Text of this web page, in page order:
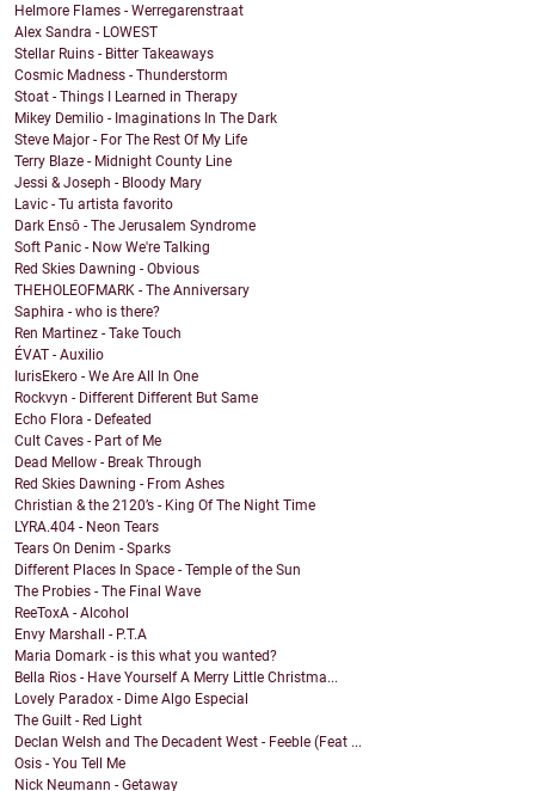
Helmore Flames - Werregarenstraat
Alex Sandra - LOWEST
Stellar Ruins - Bitter Takeaways
Cosmic Madness - Thunderstorm
Stoat - Things I Learned in Therapy
Mikey Demilio - Imaginations In The Dark
Steve Major - For The Rest Of My Life
Terry Blaze - Midnight County Line
Jessi & Joseph - Bloody Mary
Lavic - Tu artista favorito
Dark Ensō - The Jerusalem Syndrome
Soft Panic - Now We're Talking
Red Skies Dawning - Obvious
THEHOLEOFMARK - The Anniversary
Saphira - who is there?
Ren Martinez - Take Touch
ÉVAT - Auxilio
IurisEkero - We Are All In One
Rockvyn - Different Different But Same
Echo Flora - Defeated
Cult Caves - Part of Me
Dead Mellow - Break Through
Red Skies Dawning - From Ashes
Christian & the 2120’s - King Of The Night Time
LYRA.404 - Neon Tears
Tears On Denim - Sparks
Different Places In Space - Temple of the Sun
The Probies - The Final Wave
ReeToxA - Alcohol
Envy Marshall - P.T.A
Maria Domark - is this what you wanted?
Bella Rios - Have Yourself A Merry Little Christma...
Lovely Paradox - Dime Algo Especial
The Guilt - Red Light
Declan Welsh and The Decadent West - Feeble (Feat ...
Osis - You Tell Me
Nick Neumann - Getaway